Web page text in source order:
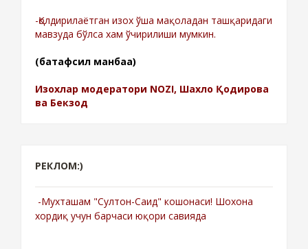
-Қолдирилаётган изох ўша мақоладан ташқаридаги
мавзуда бўлса хам ўчирилиши мумкин.
(батафсил манбаа)
Изохлар модератори NOZI, Шахло Қодирова
ва Бекзод
РЕКЛОМ:)
-Мухташам "Султон-Саид" кошонаси! Шохона
хордиқ учун барчаси юқори савияда